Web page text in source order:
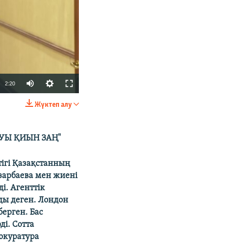
БӨЛІСІҢІЗ
480p
2:20
1080p
Жүктеп алу
ҚИЫН ЗАҢ"
Қазақстанның
мен жиені
Агенттік
деген. Лондон
Бас
Сотта